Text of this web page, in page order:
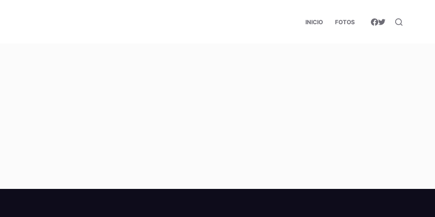
INICIO FOTOS